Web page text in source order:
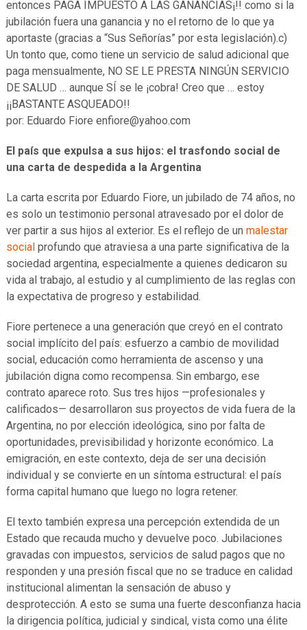
entonces PAGA IMPUESTO A LAS GANANCIAS¡!! como si la
jubilación fuera una ganancia y no el retorno de lo que ya
aportaste (gracias a “Sus Señorías” por esta legislación).c)
Un tonto que, como tiene un servicio de salud adicional que
paga mensualmente, NO SE LE PRESTA NINGÚN SERVICIO
DE SALUD … aunque SÍ se le ¡cobra! Creo que … estoy
¡¡BASTANTE ASQUEADO!!
por: Eduardo Fiore enfiore@yahoo.com
El país que expulsa a sus hijos: el trasfondo social de
una carta de despedida a la Argentina
La carta escrita por Eduardo Fiore, un jubilado de 74 años, no
es solo un testimonio personal atravesado por el dolor de
ver partir a sus hijos al exterior. Es el reflejo de un malestar
social profundo que atraviesa a una parte significativa de la
sociedad argentina, especialmente a quienes dedicaron su
vida al trabajo, al estudio y al cumplimiento de las reglas con
la expectativa de progreso y estabilidad.
Fiore pertenece a una generación que creyó en el contrato
social implícito del país: esfuerzo a cambio de movilidad
social, educación como herramienta de ascenso y una
jubilación digna como recompensa. Sin embargo, ese
contrato aparece roto. Sus tres hijos —profesionales y
calificados— desarrollaron sus proyectos de vida fuera de la
Argentina, no por elección ideológica, sino por falta de
oportunidades, previsibilidad y horizonte económico. La
emigración, en este contexto, deja de ser una decisión
individual y se convierte en un síntoma estructural: el país
forma capital humano que luego no logra retener.
El texto también expresa una percepción extendida de un
Estado que recauda mucho y devuelve poco. Jubilaciones
gravadas con impuestos, servicios de salud pagos que no
responden y una presión fiscal que no se traduce en calidad
institucional alimentan la sensación de abuso y
desprotección. A esto se suma una fuerte desconfianza hacia
la dirigencia política, judicial y sindical, vista como una élite